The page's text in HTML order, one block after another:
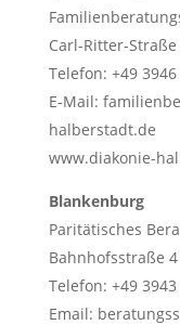
Carl-Ritter-
Telefon: +49
E-Mail:
halberstadt.de
www.diakonie-
Blankenburg
Paritätisches
Bahnhofsstraße
Telefon: +49
Email: